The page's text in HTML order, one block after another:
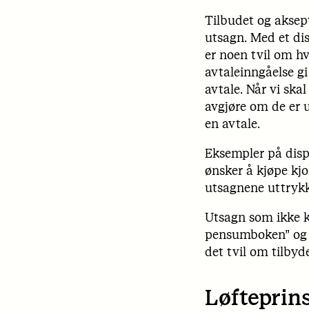
Tilbudet og
utsagn. Med et
er noen tvil om
avtaleinngåelse
avtale. Når vi
avgjøre om de er
en avtale.
Eksempler på
ønsker å kjøpe
utsagnene
Utsagn som ikke
pensumboken”
det tvil om